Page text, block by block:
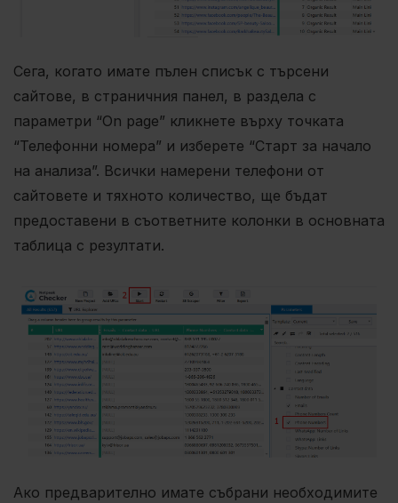
Сега, когато имате пълен списък с търсени
сайтове, в страничния панел, в раздела с
параметри “On page” кликнете върху точката
“Телефонни номера” и изберете “Старт за начало
на анализа”. Всички намерени телефони от
сайтовете и тяхното количество, ще бъдат
предоставени в съответните колонки в основната
таблица с резултати.
Ако предварително имате събрани необходимите